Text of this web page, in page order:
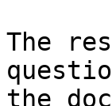
The
the